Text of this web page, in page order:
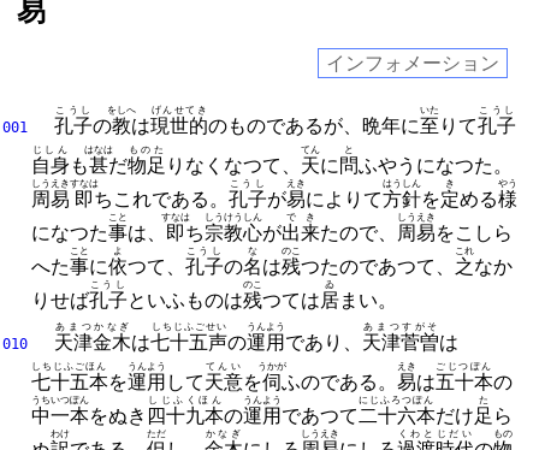
易
インフォメーション
001 孔子
こうし
の教
をしへ
は現世的
げんせてき
のものであるが、 晩年に至
いた
りて孔子
こうし
自身
じしん
も甚
はなは
だ物足
ものた
りなくなつて、 天
てん
に 問
と
ふやうになつた。
周易
しうえき
即
すなは
ちこれである。 孔子
こうし
が易
えき
によりて方針
はうしん
を定
き
める様
やう
になつた事
こと
は、 即
すなは
ち宗教心
しうけうしん
が出来
でき
たので、 周易
しうえき
をこしら
へた事
こと
に依
よ
つて、 孔子
こうし
の名
な
は残
のこ
つたのであつて、 之
これ
なか
りせば孔子
こうし
といふものは残
のこ
つては居
ゐ
まい。
010 天津金木
あまつかなぎ
は七十五声
しちじふごせい
の運用
うんよう
であり、 天津菅曽
あまつすがそ
は
七十五本
しちじふごほん
を運用
うんよう
して天意
てんい
を伺
うかが
ふのである。 易
えき
は五十本
ごじつぽん
の
中
うち
一本
いつぽん
をぬき 四十九本
しじふくほん
の運用
うんよう
であつて 二十六本
にじふろつぽん
だけ足
た
ら
わけ ただ かなぎ しうえき くわと じだい もの